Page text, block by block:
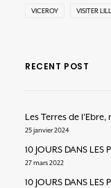
VICEROY VISITER
RECENT POST
Les Terres de
25 janvier 2024
10 JOURS DANS LES
27 mars 2022
10 JOURS DANS LES